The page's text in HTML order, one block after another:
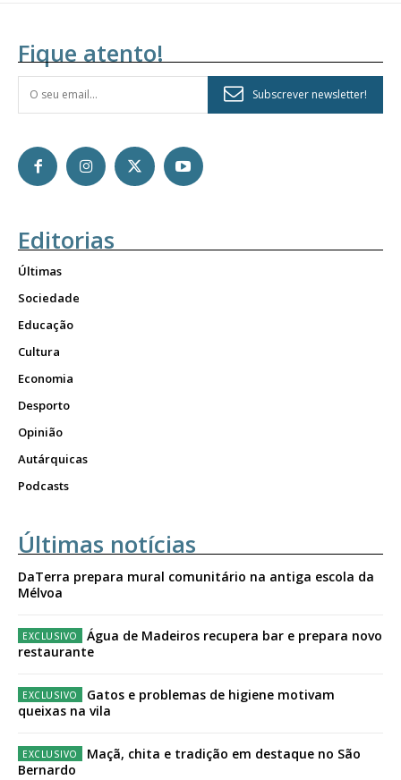
Fique atento!
Subscrever newsletter!
Editorias
Últimas
Sociedade
Educação
Cultura
Economia
Desporto
Opinião
Autárquicas
Podcasts
Últimas notícias
DaTerra prepara mural comunitário na antiga escola da
Mélvoa
Água de Madeiros recupera bar e prepara novo
restaurante
Gatos e problemas de higiene motivam
queixas na vila
Maçã, chita e tradição em destaque no São
Bernardo